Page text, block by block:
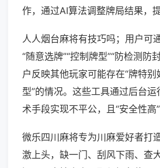
作，通过AI算法调整牌局结果，提
人人烟台麻将有技巧吗；用户可
“随意选牌”“控制牌型”“防检测防
户反映其他玩家可能存在“牌特别
型”的情况。这些工具通过后台
术手段实现不平公，且“安全性高
微乐四川麻将专为川麻爱好者打
激上头，缺一门、刮风下雨、查